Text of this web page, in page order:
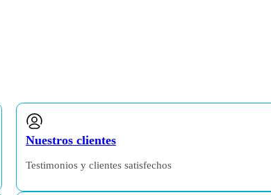
Nuestros clientes
Testimonios y clientes satisfechos